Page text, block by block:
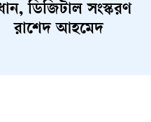
ডিজিটাল সংস্করণ
রাশেদ আহমেদ